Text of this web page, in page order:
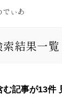
索結果一覧
む記事が13件